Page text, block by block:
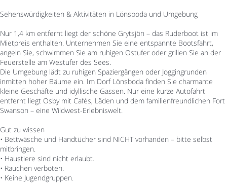
Sehenswürdigkeiten & Aktivitäten in Lönsboda und Umgebung
Nur 1,4 km entfernt liegt der schöne Grytsjön – das Ruderboot ist im
Mietpreis enthalten. Unternehmen Sie eine entspannte Bootsfahrt,
angeln Sie, schwimmen Sie am ruhigen Ostufer oder grillen Sie an der
Feuerstelle am Westufer des Sees.
Die Umgebung lädt zu ruhigen Spaziergängen oder Joggingrunden
inmitten hoher Bäume ein. Im Dorf Lönsboda finden Sie charmante
kleine Geschäfte und idyllische Gassen. Nur eine kurze Autofahrt
entfernt liegt Osby mit Cafés, Läden und dem familienfreundlichen Fort
Swanson – eine Wildwest-Erlebniswelt.
Gut zu wissen
• Bettwäsche und Handtücher sind NICHT vorhanden – bitte selbst
mitbringen.
• Haustiere sind nicht erlaubt.
• Rauchen verboten.
• Keine Jugendgruppen.